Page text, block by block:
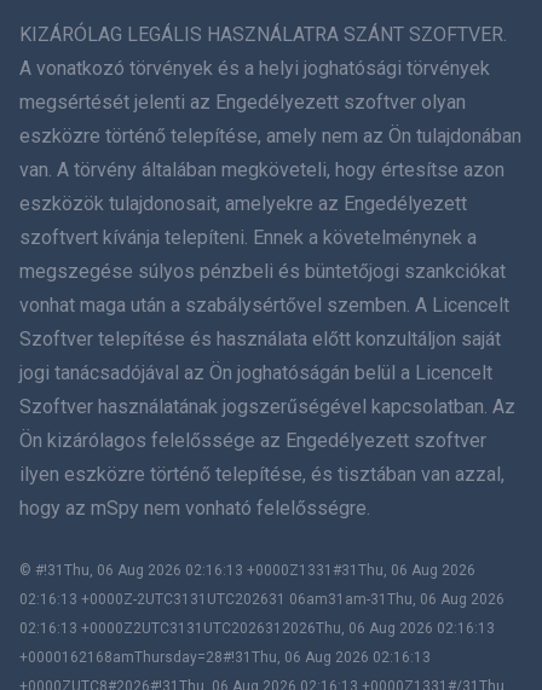
ภาษาไทย
简体中文
Dansk
हिंदी
עברית
Română
Ελληνικά
Slovenčina
Bahasa melayu
KIZÁRÓLAG LEGÁLIS HASZNÁLATRA SZÁNT SZOFTVER.
A vonatkozó törvények és a helyi joghatósági törvények
megsértését jelenti az Engedélyezett szoftver olyan
eszközre történő telepítése, amely nem az Ön tulajdonában
van. A törvény általában megköveteli, hogy értesítse azon
eszközök tulajdonosait, amelyekre az Engedélyezett
szoftvert kívánja telepíteni. Ennek a követelménynek a
megszegése súlyos pénzbeli és büntetőjogi szankciókat
vonhat maga után a szabálysértővel szemben. A Licencelt
Szoftver telepítése és használata előtt konzultáljon saját
jogi tanácsadójával az Ön joghatóságán belül a Licencelt
Szoftver használatának jogszerűségével kapcsolatban. Az
Ön kizárólagos felelőssége az Engedélyezett szoftver
ilyen eszközre történő telepítése, és tisztában van azzal,
hogy az mSpy nem vonható felelősségre.
© #!31Thu, 06 Aug 2026 02:16:13 +0000Z1331#31Thu, 06 Aug 2026
02:16:13 +0000Z-2UTC3131UTC202631 06am31am-31Thu, 06 Aug 2026
02:16:13 +0000Z2UTC3131UTC2026312026Thu, 06 Aug 2026 02:16:13
+0000162168amThursday=28#!31Thu, 06 Aug 2026 02:16:13
+0000ZUTC8#2026#!31Thu, 06 Aug 2026 02:16:13 +0000Z1331#/31Thu,